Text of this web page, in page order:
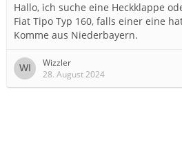
Hallo, ich suche eine Heckklappe
Fiat Tipo Typ 160, falls einer eine
Komme aus Niederbayern.
Wizzler
28. August 2024